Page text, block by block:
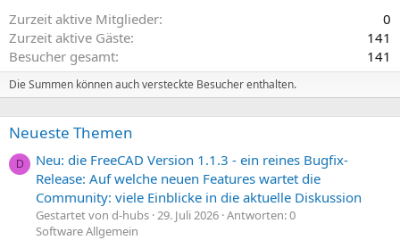
Zurzeit aktive Mitglieder
0
Zurzeit aktive Gäste
141
Besucher gesamt
141
Die Summen können auch versteckte Besucher enthalten.
Neueste Themen
D
Neu: die FreeCAD Version 1.1.3 - ein reines Bugfix-
Release: Auf welche neuen Features wartet die
Community: viele Einblicke in die aktuelle Diskussion
Gestartet von d-hubs 29. Juli 2026 Antworten: 0
Software Allgemein